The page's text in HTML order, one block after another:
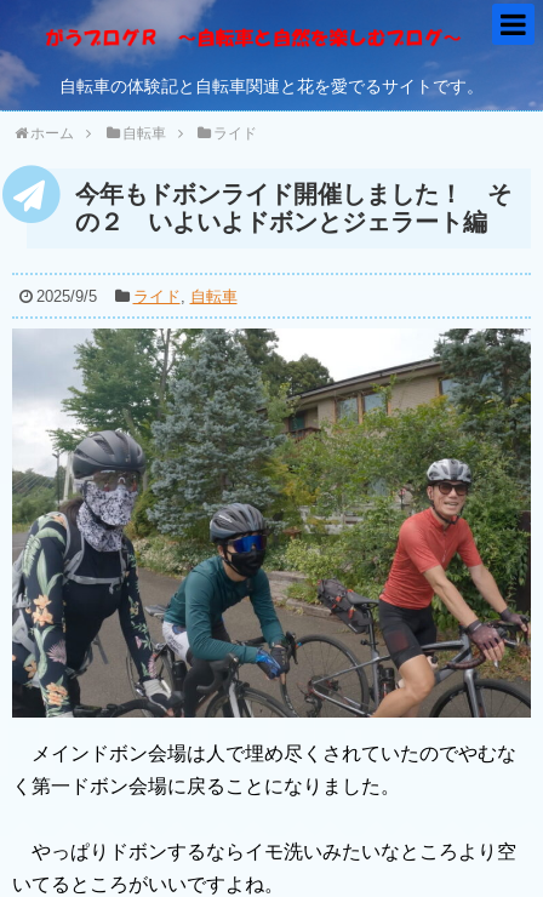
自転車の体験記と自転車関連と花を愛でるサイトです。
ホーム 自転車 ライド
今年もドボンライド開催しました！ そ
の２ いよいよドボンとジェラート編
2025/9/5 ライド, 自転車
メインドボン会場は人で埋め尽くされていたのでやむな
く第一ドボン会場に戻ることになりました。
やっぱりドボンするならイモ洗いみたいなところより空
いてるところがいいですよね。